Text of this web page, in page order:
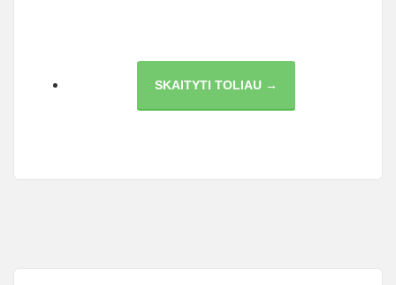
SKAITYTI TOLIAU →
RIEBALAIS: